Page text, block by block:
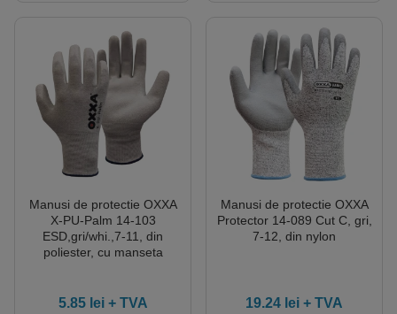
Manusi de protectie OXXA
X-PU-Palm 14-103
ESD,gri/whi.,7-11, din
poliester, cu manseta
5.85 lei+ TVA
Manusi de protectie OXXA
Protector 14-089 Cut C, gri,
7-12, din nylon
19.24 lei + TVA